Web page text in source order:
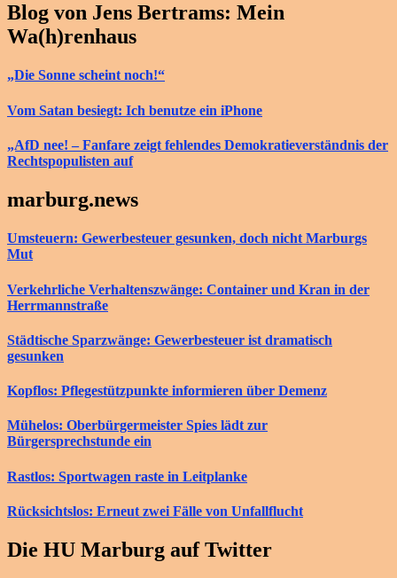
Blog von Jens Bertrams: Mein
Wa(h)renhaus
„Die Sonne scheint noch!“
Vom Satan besiegt: Ich benutze ein iPhone
„AfD nee! – Fanfare zeigt fehlendes Demokratieverständnis der
Rechtspopulisten auf
marburg.news
Umsteuern: Gewerbesteuer gesunken, doch nicht Marburgs
Mut
Verkehrliche Verhaltenszwänge: Container und Kran in der
Herrmannstraße
Städtische Sparzwänge: Gewerbesteuer ist dramatisch
gesunken
Kopflos: Pflegestützpunkte informieren über Demenz
Mühelos: Oberbürgermeister Spies lädt zur
Bürgersprechstunde ein
Rastlos: Sportwagen raste in Leitplanke
Rücksichtslos: Erneut zwei Fälle von Unfallflucht
Die HU Marburg auf Twitter